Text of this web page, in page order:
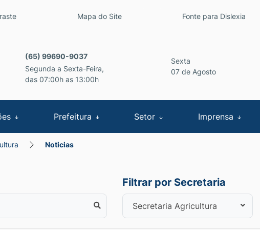
de acessibilidade
Mapa do Site Fonte para Dislexia
(65) 99690-9037
Segunda a Sexta-Feira,
das 07:00h as 13:00h
Sexta
07 de Agosto
Prefeitura Setor Imprensa
Noticias
Filtrar por Secretaria